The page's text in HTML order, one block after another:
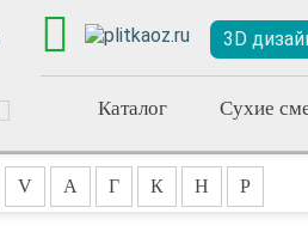
3D
Каталог Сухие
V А Г К Н Р